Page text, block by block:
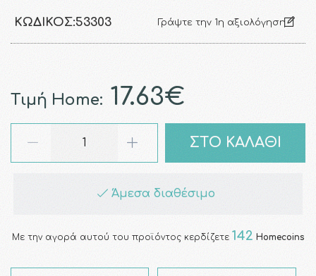
ΚΩΔΙΚΌΣ:53303 Γράψτε την 1η αξιολόγηση
Τιμή Home: 17.63€
ΣΤΟ ΚΑΛΑΘΙ
Άμεσα διαθέσιμο
Με την αγορά αυτού του προϊόντος κερδίζετε 142 Homecoins